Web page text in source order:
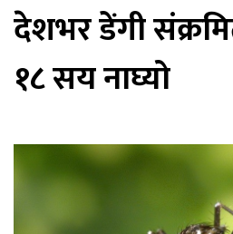
देशभर डेंगी
१८ सय नाघ्यो